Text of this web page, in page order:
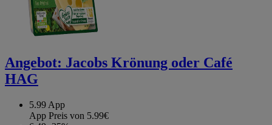
Angebot: Jacobs Krönung oder Café
HAG
5.99 App
App Preis von 5.99€